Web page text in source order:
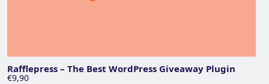
Rafflepress – The Best WordPress Giveaway Plugin
€9,90